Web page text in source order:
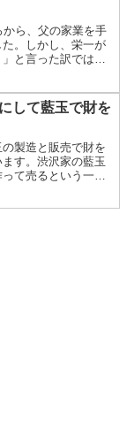
ら、父の家業を手
。しかし、栄一が
と言った訳ではな
わせたのです。当
栄...
して藍玉で財を
製造と販売で財を
す。渋沢家の藍玉
て売るという一口